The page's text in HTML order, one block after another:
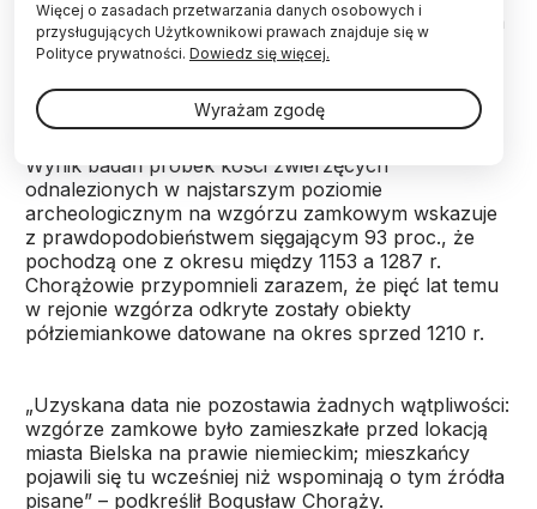
badaczy negowała tak wczesne zasiedlenie wzgórza
upatrując jego początków najwcześniej pod koniec
XIII lub w początkach XIV w.” – podkreśliła Bożena
Chorąży.
Wynik badań próbek kości zwierzęcych
odnalezionych w najstarszym poziomie
archeologicznym na wzgórzu zamkowym wskazuje
z prawdopodobieństwem sięgającym 93 proc., że
pochodzą one z okresu między 1153 a 1287 r.
Chorążowie przypomnieli zarazem, że pięć lat temu
w rejonie wzgórza odkryte zostały obiekty
półziemiankowe datowane na okres sprzed 1210 r.
„Uzyskana data nie pozostawia żadnych wątpliwości:
wzgórze zamkowe było zamieszkałe przed lokacją
miasta Bielska na prawie niemieckim; mieszkańcy
pojawili się tu wcześniej niż wspominają o tym źródła
pisane” – podkreślił Bogusław Chorąży.
Więcej o zasadach przetwarzania danych osobowych i
przysługujących Użytkownikowi prawach znajduje się w
Polityce prywatności. Dowiedz się więcej.
Wyrażam zgodę